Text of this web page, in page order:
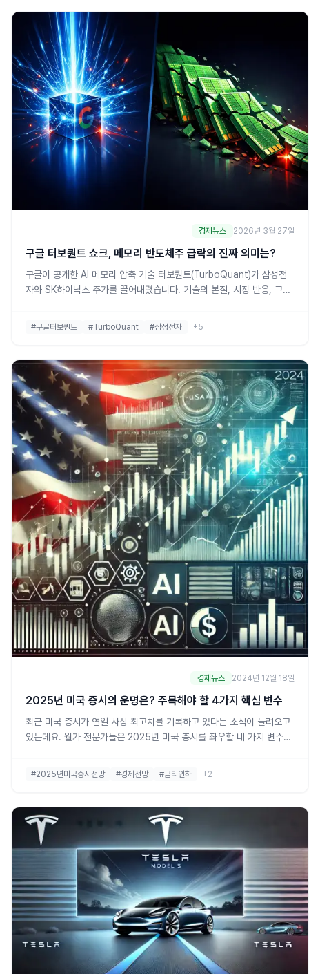
경제뉴스 2026년 3월 27일
구글 터보퀀트 쇼크, 메모리 반도체주 급락의 진짜 의미는?
구글이 공개한 AI 메모리 압축 기술 터보퀀트(TurboQuant)가 삼성전
자와 SK하이닉스 주가를 끌어내렸습니다. 기술의 본질, 시장 반응, 그리
#구글터보퀀트 #TurboQuant #삼성전자 +5
경제뉴스 2024년 12월 18일
2025년 미국 증시의 운명은? 주목해야 할 4가지 핵심 변수
최근 미국 증시가 연일 사상 최고치를 기록하고 있다는 소식이 들려오고
있는데요. 월가 전문가들은 2025년 미국 증시를 좌우할 네 가지 변수를
성장률입니다. 오늘은 이 네 가지 핵심 변수에 대해 쉽고 자세하게 알려
#2025년미국증시전망 #경제전망 #금리인하 +2